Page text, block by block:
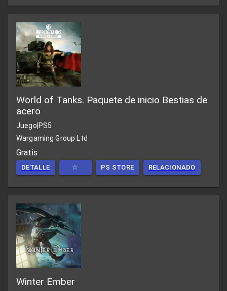
World of Tanks. Paquete de inicio Bestias de
acero
Juego PS5
Wargaming Group Ltd
Gratis
DETALLE ☆ PS STORE RELACIONADO
Winter Ember